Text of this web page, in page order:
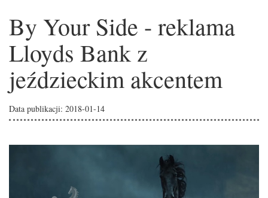
By Your Side - reklama
Lloyds Bank z
jeździeckim akcentem
Data publikacji: 2018-01-14